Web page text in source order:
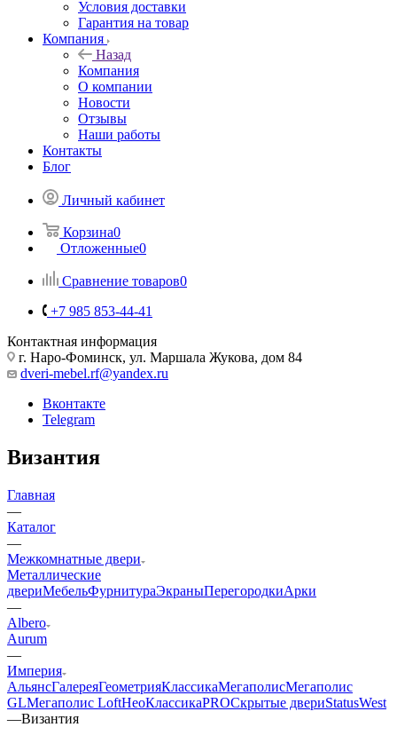
Условия доставки
Гарантия на товар
Компания
Назад
Компания
О компании
Новости
Отзывы
Наши работы
Контакты
Блог
Личный кабинет
Корзина0
Отложенные0
Сравнение товаров0
+7 985 853-44-41
Контактная информация
г. Наро-Фоминск, ул. Маршала Жукова, дом 84
dveri-mebel.rf@yandex.ru
Вконтакте
Telegram
Византия
Главная
—
Каталог
—
Межкомнатные двери
Металлические
двериМебельФурнитураЭкраныПерегородкиАрки
—
Albero
Aurum
—
Империя
АльянсГалереяГеометрияКлассикаМегаполисМегаполис
GLМегаполис LoftНеоКлассикаPROСкрытые двериStatusWest
—Византия